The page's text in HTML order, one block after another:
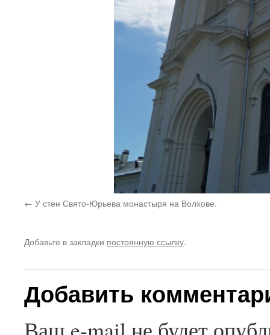
У стен Свято-Юрьева монастыря на Волхове.
Добавьте в закладки постоянную ссылку.
Добавить